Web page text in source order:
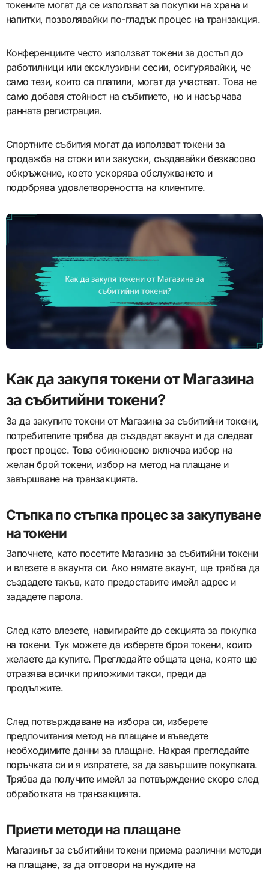
токените могат да се използват за покупки на храна и
напитки, позволявайки по-гладък процес на транзакция.
Конференциите често използват токени за достъп до
работилници или ексклузивни сесии, осигурявайки, че
само тези, които са платили, могат да участват. Това не
само добавя стойност на събитието, но и насърчава
ранната регистрация.
Спортните събития могат да използват токени за
продажба на стоки или закуски, създавайки безкасово
обкръжение, което ускорява обслужването и
подобрява удовлетвореността на клиентите.
Как да закупя токени от Магазина
за събитийни токени?
За да закупите токени от Магазина за събитийни токени,
потребителите трябва да създадат акаунт и да следват
прост процес. Това обикновено включва избор на
желан брой токени, избор на метод на плащане и
завършване на транзакцията.
Стъпка по стъпка процес за закупуване
на токени
Започнете, като посетите Магазина за събитийни токени
и влезете в акаунта си. Ако нямате акаунт, ще трябва да
създадете такъв, като предоставите имейл адрес и
зададете парола.
След като влезете, навигирайте до секцията за покупка
на токени. Тук можете да изберете броя токени, които
желаете да купите. Прегледайте общата цена, която ще
отразява всички приложими такси, преди да
продължите.
След потвърждаване на избора си, изберете
предпочитания метод на плащане и въведете
необходимите данни за плащане. Накрая прегледайте
поръчката си и я изпратете, за да завършите покупката.
Трябва да получите имейл за потвърждение скоро след
обработката на транзакцията.
Приети методи на плащане
Магазинът за събитийни токени приема различни методи
на плащане, за да отговори на нуждите на